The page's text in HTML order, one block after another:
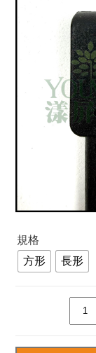
規格
方形
長形